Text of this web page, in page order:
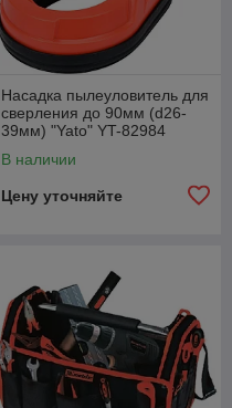
Насадка пылеуловитель для
сверления до 90мм (d26-
39мм) "Yato" YT-82984
В наличии
Цену уточняйте